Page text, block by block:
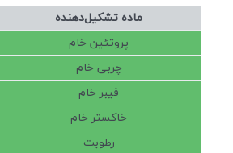
ماده تشکیل‌دهنده
پروتئین خام
چربی خام
فیبر خام
خاکستر خام
رطوبت